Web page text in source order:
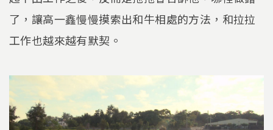
了，讓高一鑫慢慢摸索出和牛相處的方法，和拉拉
工作也越來越有默契。